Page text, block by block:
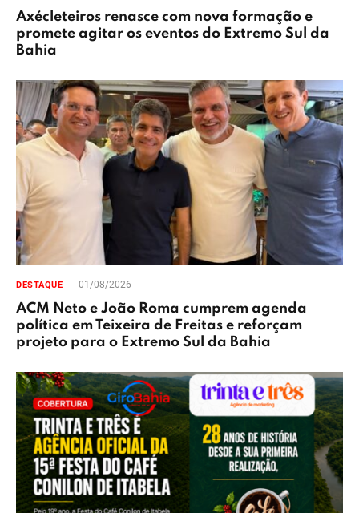
Axécleteiros renasce com nova formação e
promete agitar os eventos do Extremo Sul da
Bahia
DESTAQUE 01/08/2026
ACM Neto e João Roma cumprem agenda
política em Teixeira de Freitas e reforçam
projeto para o Extremo Sul da Bahia